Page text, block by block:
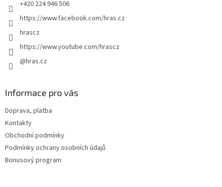
+420 224 946 506
https://www.facebook.com/hras.cz
hrascz
https://www.youtube.com/hrascz
@hras.cz
Informace pro vás
Doprava, platba
Kontakty
Obchodní podmínky
Podmínky ochrany osobních údajů
Bonusový program